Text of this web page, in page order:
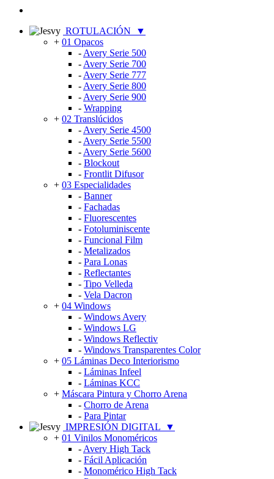
ROTULACIÓN
▼
+ 01 Opacos
- Avery Serie 500
- Avery Serie 700
- Avery Serie 777
- Avery Serie 800
- Avery Serie 900
- Wrapping
+ 02 Translúcidos
- Avery Serie 4500
- Avery Serie 5500
- Avery Serie 5600
- Blockout
- Frontlit Difusor
+ 03 Especialidades
- Banner
- Fachadas
- Fluorescentes
- Fotoluminiscente
- Funcional Film
- Metalizados
- Para Lonas
- Reflectantes
- Tipo Velleda
- Vela Dacron
+ 04 Windows
- Windows Avery
- Windows LG
- Windows Reflectiv
- Windows Transparentes Color
+ 05 Láminas Deco Interiorismo
- Láminas Infeel
- Láminas KCC
+ Máscara Pintura y Chorro Arena
- Chorro de Arena
- Para Pintar
IMPRESIÓN DIGITAL
▼
+ 01 Vinilos Monoméricos
- Avery High Tack
- Fácil Aplicación
- Monomérico High Tack